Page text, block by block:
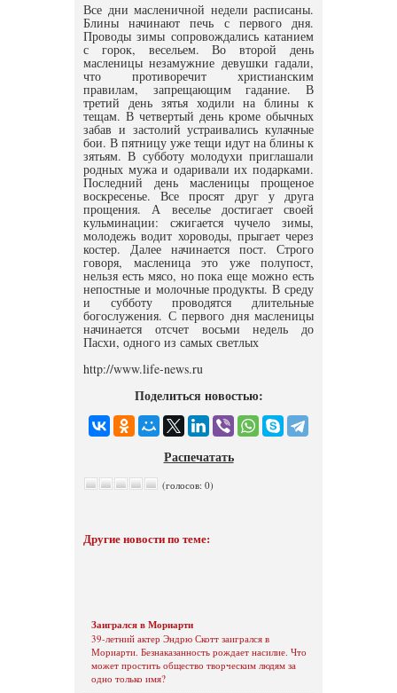
Все дни масленичной недели расписаны.
Блины начинают печь с первого дня.
Проводы зимы сопровождались катанием
с горок, весельем. Во второй день
масленицы незамужние девушки гадали,
что противоречит христианским
правилам, запрещающим гадание. В
третий день зятья ходили на блины к
тещам. В четвертый день кроме обычных
забав и застолий устраивались кулачные
бои. В пятницу уже тещи идут на блины к
зятьям. В субботу молодухи приглашали
родных мужа и одаривали их подарками.
Последний день масленицы прощеное
воскресенье. Все просят друг у друга
прощения. А веселье достигает своей
кульминации: сжигается чучело зимы,
молодежь водит хороводы, прыгает через
костер. Далее начинается пост. Строго
говоря, масленица это уже полупост,
нельзя есть мясо, но пока еще можно есть
непостные и молочные продукты. В среду
и субботу проводятся длительные
богослужения. С первого дня масленицы
начинается отсчет восьми недель до
Пасхи, одного из самых светлых
http://www.life-news.ru
Поделиться новостью:
Распечатать
(голосов: 0)
Другие новости по теме:
Заигрался в Мориарти
39-летний актер Эндрю Скотт заигрался в
Мориарти. Безнаказанность рождает насилие. Что
может простить общество творческим людям за
одно только имя?